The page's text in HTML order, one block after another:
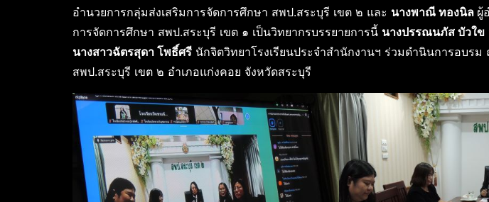
อำนวยการกลุ่มส่งเสริมการจัดการศึกษา สพป.สระบุรี เขต ๒ และ นางพาณี ทองนิล ผู้
การจัดการศึกษา สพป.สระบุรี เขต ๑ เป็นวิทยากรบรรยายการนี้ นางปรรณนภัส บัวใข
นางสาวฉัตรสุดา โพธิ์ศรี นักจิตวิทยาโรงเรียนประจำสำนักงานฯ ร่วมดำนินการอบร
สพป.สระบุรี เขต ๒ อำเภอแก่งคอย จังหวัดสระบุรี